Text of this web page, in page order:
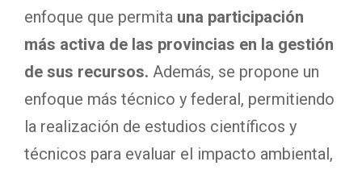
enfoque que permita una participación
más activa de las provincias en la gestión
de sus recursos. Además, se propone un
enfoque más técnico y federal, permitiendo
la realización de estudios científicos y
técnicos para evaluar el impacto ambiental,